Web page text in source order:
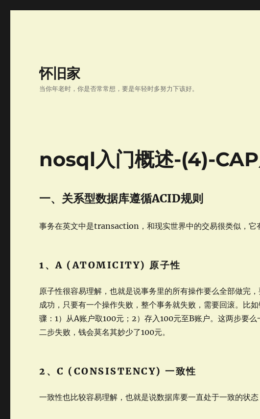
怀旧家
当你年老时，你是否常常想，要是年轻时多努力下该好。
nosql入门概述-(4)-
一、关系型数据库遵循ACID规则
事务在英文中是transaction，和现实世界中的交易很类似，它
1、A (ATOMICITY) 原子性
原子性很容易理解，也就是说事务里的所有操作要么全部做完
成功，只要有一个操作失败，整个事务就失败，需要回滚。比
骤：1）从A账户取100元；2）存入100元至B账户。这两步要
二步失败，钱会莫名其妙少了100元。
2、C (CONSISTENCY) 一致性
一致性也比较容易理解，也就是说数据库要一直处于一致的状